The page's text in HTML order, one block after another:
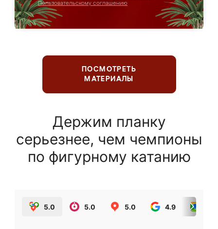
Пользовательскому соглашению
ПОСМОТРЕТЬ
МАТЕРИАЛЫ
Держим планку
серьезнее, чем чемпионы
по фигурному катанию
5.0 5.0 5.0 4.9